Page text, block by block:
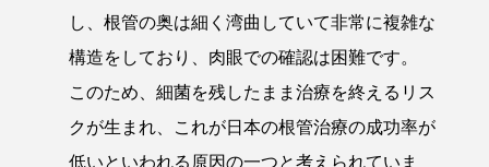
し、根管の奥は細く湾曲していて非常に複雑な
構造をしており、肉眼での確認は困難です。
このため、細菌を残したまま治療を終えるリス
クが生まれ、これが日本の根管治療の成功率が
低いといわれる原因の一つと考えられていま